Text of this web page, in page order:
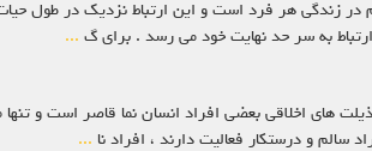
در زندگی هر فرد است و این ارتباط نزدیک در طول
به سر حد نهایت خود می رسد . برای گ ...
های اخلاقی بعضی افراد انسان نما قاصر است و
سالم و درستکار فعالیت دارند ، افراد نا ...